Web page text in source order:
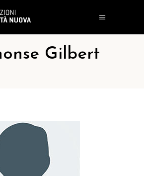
Gilbert